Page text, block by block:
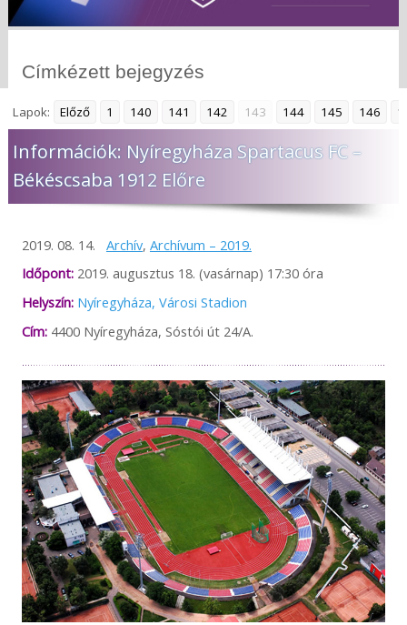
Címkézett bejegyzés
Lapok: Előző 1 140 141 142 143 144 145 146
Információk: Nyíregyháza Spartacus FC –
Békéscsaba 1912 Előre
2019. 08. 14. Archív, Archívum – 2019.
Időpont:2019. augusztus 18. (vasárnap) 17:30 óra
Helyszín: Nyíregyháza, Városi Stadion
Cím:4400 Nyíregyháza, Sóstói út 24/A.